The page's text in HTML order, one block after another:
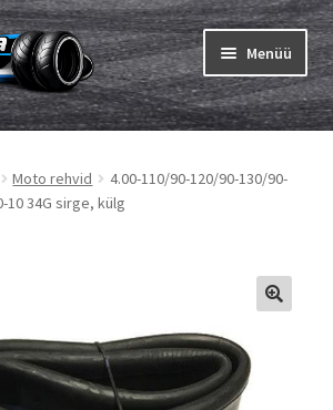
Menüü
Ava
Ava
Ava
Moto rehvid
4.00-110/90-120/90-130/90-
10 34G sirge, külg